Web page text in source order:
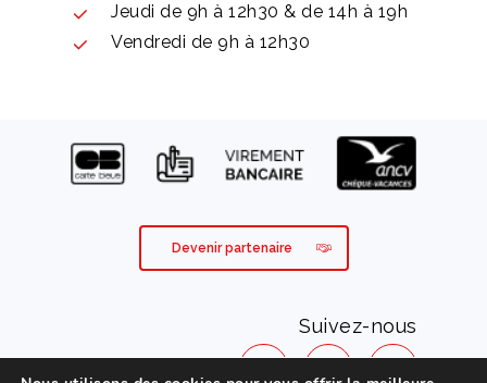
Jeudi de 9h à 12h30 & de 14h à 19h
Vendredi de 9h à 12h30
Devenir partenaire
Suivez-nous